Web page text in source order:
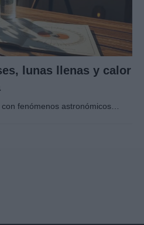
lunas llenas y calor
fenómenos astronómicos…